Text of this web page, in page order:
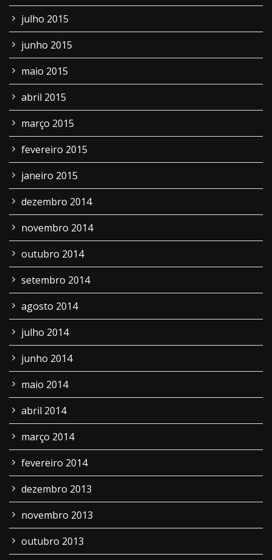
julho 2015
junho 2015
maio 2015
abril 2015
março 2015
fevereiro 2015
janeiro 2015
dezembro 2014
novembro 2014
outubro 2014
setembro 2014
agosto 2014
julho 2014
junho 2014
maio 2014
abril 2014
março 2014
fevereiro 2014
dezembro 2013
novembro 2013
outubro 2013